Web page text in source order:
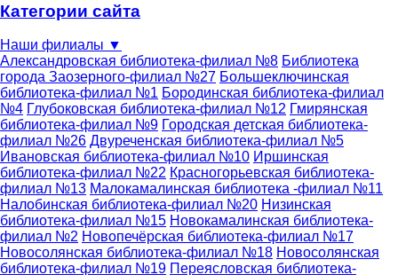
Категории сайта
Наши филиалы ▼
Александровская библиотека-филиал №8 Библиотека
города Заозерного-филиал №27 Большеключинская
библиотека-филиал №1 Бородинская библиотека-филиал
№4 Глубоковская библиотека-филиал №12 Гмирянская
библиотека-филиал №9 Городская детская библиотека-
филиал №26 Двуреченская библиотека-филиал №5
Ивановская библиотека-филиал №10 Иршинская
библиотека-филиал №22 Красногорьевская библиотека-
филиал №13 Малокамалинская библиотека -филиал №11
Налобинская библиотека-филиал №20 Низинская
библиотека-филиал №15 Новокамалинская библиотека-
филиал №2 Новопечёрская библиотека-филиал №17
Новосолянская библиотека-филиал №18 Новосолянская
библиотека-филиал №19 Переясловская библиотека-